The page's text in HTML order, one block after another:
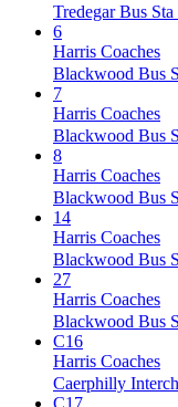
Tredegar Bus
6
Harris Coaches
Blackwood Bus
7
Harris Coaches
Blackwood Bus
8
Harris Coaches
Blackwood Bus
14
Harris Coaches
Blackwood Bus
27
Harris Coaches
Blackwood Bus
C16
Harris Coaches
Caerphilly
C17